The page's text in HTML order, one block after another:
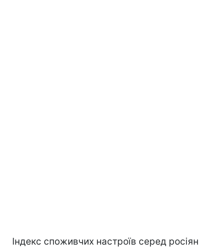
Індекс споживчих настроїв серед росіян